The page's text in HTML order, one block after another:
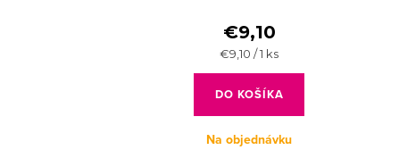
€9,10
Jednotková
cena:
€9,10 / 1 ks
DO KOŠÍKA
Na objednávku